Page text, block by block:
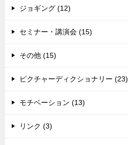
ジョギング (12)
セミナー・講演会 (15)
その他 (15)
ピクチャーディクショナリー (23)
モチベーション (13)
リンク (3)